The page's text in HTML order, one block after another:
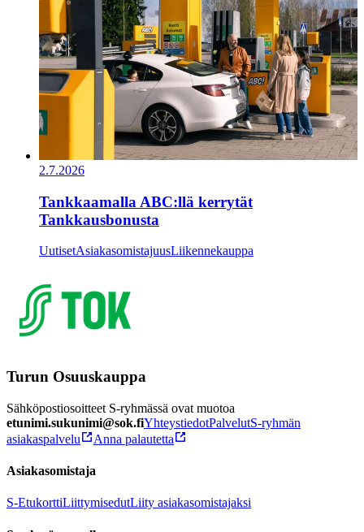
2.7.2026
Tankkaamalla ABC:llä kerrytät
Tankkausbonusta
UutisetAsiakasomistajuusLiikennekauppa
Turun Osuuskauppa
Sähköpostiosoitteet S-ryhmässä ovat muotoa
etunimi.sukunimi@sok.fiYhteystiedotPalvelutS-ryhmän
asiakaspalvelu
Anna palautetta
Asiakasomistaja
S-EtukorttiLiittymisedutLiity asiakasomistajaksi